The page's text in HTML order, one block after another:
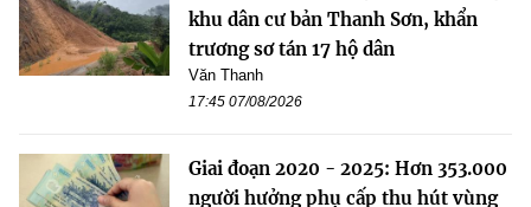
khu dân cư bản Thanh Sơn, khẩn
trương sơ tán 17 hộ dân
Văn Thanh
17:45 07/08/2026
Giai đoạn 2020 - 2025: Hơn 353.000
người hưởng phụ cấp thu hút vùng